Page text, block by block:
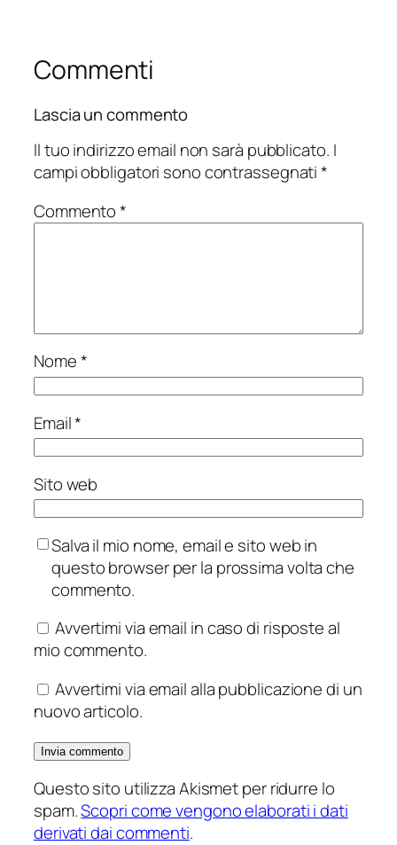
Commenti
Lascia un commento
Il tuo indirizzo email non sarà pubblicato. I
campi obbligatori sono contrassegnati*
Commento*
Nome*
Email*
Sito web
Salva il mio nome, email e sito web in
questo browser per la prossima volta che
commento.
Avvertimi via email in caso di risposte al
mio commento.
Avvertimi via email alla pubblicazione di un
nuovo articolo.
Questo sito utilizza Akismet per ridurre lo
spam.Scopri come vengono elaborati i dati
derivati dai commenti.